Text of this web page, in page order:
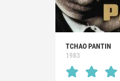
TCHAO PANTIN
1983